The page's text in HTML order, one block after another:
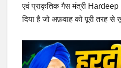
एवं प्राकृतिक गैस मंत्री
दिया है जो अफ़वाह को पूरी तरह से